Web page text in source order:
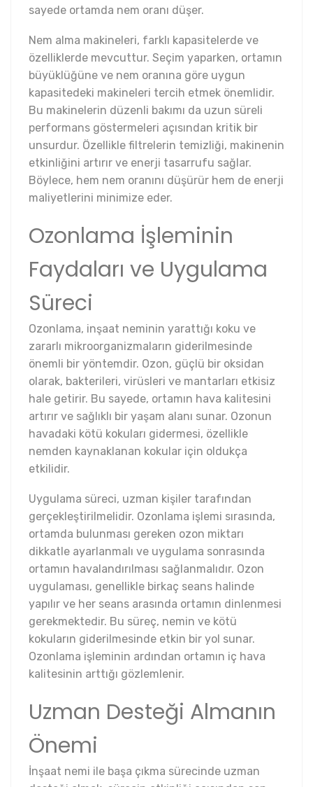
sayede ortamda nem oranı düşer.
Nem alma makineleri, farklı kapasitelerde ve
özelliklerde mevcuttur. Seçim yaparken, ortamın
büyüklüğüne ve nem oranına göre uygun
kapasitedeki makineleri tercih etmek önemlidir.
Bu makinelerin düzenli bakımı da uzun süreli
performans göstermeleri açısından kritik bir
unsurdur. Özellikle filtrelerin temizliği, makinenin
etkinliğini artırır ve enerji tasarrufu sağlar.
Böylece, hem nem oranını düşürür hem de enerji
maliyetlerini minimize eder.
Ozonlama İşleminin
Faydaları ve Uygulama
Süreci
Ozonlama, inşaat neminin yarattığı koku ve
zararlı mikroorganizmaların giderilmesinde
önemli bir yöntemdir. Ozon, güçlü bir oksidan
olarak, bakterileri, virüsleri ve mantarları etkisiz
hale getirir. Bu sayede, ortamın hava kalitesini
artırır ve sağlıklı bir yaşam alanı sunar. Ozonun
havadaki kötü kokuları gidermesi, özellikle
nemden kaynaklanan kokular için oldukça
etkilidir.
Uygulama süreci, uzman kişiler tarafından
gerçekleştirilmelidir. Ozonlama işlemi sırasında,
ortamda bulunması gereken ozon miktarı
dikkatle ayarlanmalı ve uygulama sonrasında
ortamın havalandırılması sağlanmalıdır. Ozon
uygulaması, genellikle birkaç seans halinde
yapılır ve her seans arasında ortamın dinlenmesi
gerekmektedir. Bu süreç, nemin ve kötü
kokuların giderilmesinde etkin bir yol sunar.
Ozonlama işleminin ardından ortamın iç hava
kalitesinin arttığı gözlemlenir.
Uzman Desteği Almanın
Önemi
İnşaat nemi ile başa çıkma sürecinde uzman